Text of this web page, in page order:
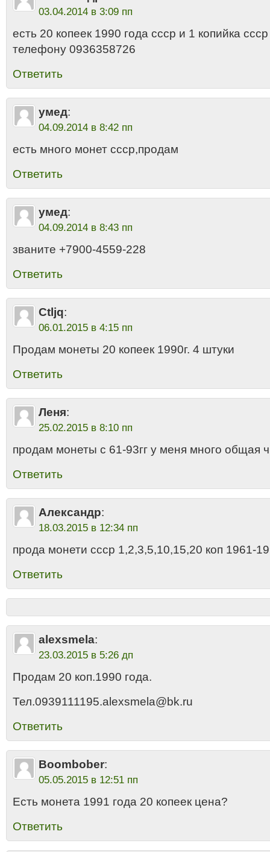
03.04.2014 в 3:09 пп
есть 20 копеек 1990 года ссср и 1 копийка
телефону 0936358726
Ответить
умед:
04.09.2014 в 8:42 пп
есть много монет ссср,продам
Ответить
умед:
04.09.2014 в 8:43 пп
званите +7900-4559-228
Ответить
Ctljq:
06.01.2015 в 4:15 пп
Продам монеты 20 копеек 1990г. 4 штуки
Ответить
Леня:
25.02.2015 в 8:10 пп
продам монеты с 61-93гг у меня много общая
Ответить
Александр:
18.03.2015 в 12:34 пп
прода монети ссср 1,2,3,5,10,15,20 коп 1961-
Ответить
alexsmela:
23.03.2015 в 5:26 дп
Продам 20 коп.1990 года.
Тел.0939111195.alexsmela@bk.ru
Ответить
Boombober:
05.05.2015 в 12:51 пп
Есть монета 1991 года 20 копеек цена?
Ответить